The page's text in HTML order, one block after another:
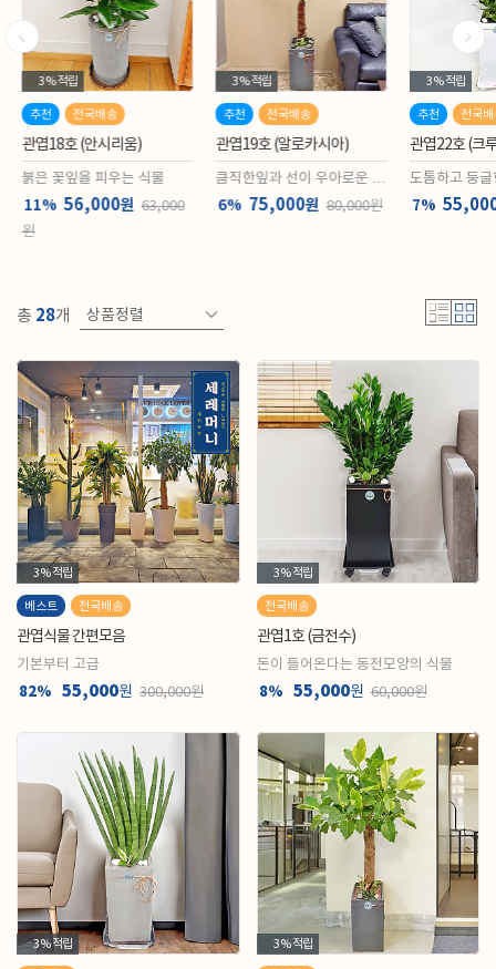
3%적립
추천 전국배송
관엽18호 (안시리움)
붉은 꽃잎을 피우는 식물
11% 56,000원
63,000
원
3%적립
추천 전국배송
관엽19호 (알로카시아)
큼직한잎과 선이 우아로운 식
물
6% 75,000원 80,000원
3%적립
추천 전국배
관엽22호 (크
도톰하고 둥글
물7% 55,000
총 28개 상품정렬
3%적립
베스트 전국배송
관엽식물 간편모음
기본부터 고급
82% 55,000원 300,000원
3%적립
전국배송
관엽1호 (금전수)
돈이 들어온다는 동전모양의 식물
8% 55,000원 60,000원
3%적립 3%적립